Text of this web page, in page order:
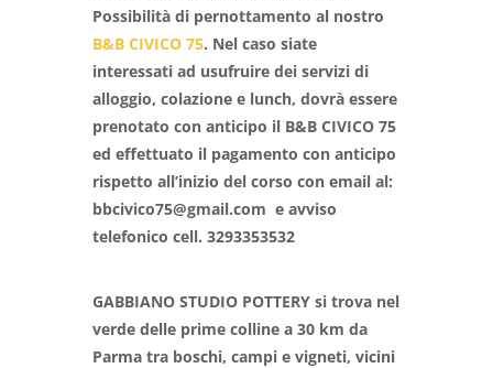
Possibilità di pernottamento al nostro
B&B CIVICO 75. Nel caso siate
interessati ad usufruire dei servizi di
alloggio, colazione e lunch, dovrà essere
prenotato con anticipo il B&B CIVICO 75
ed effettuato il pagamento con anticipo
rispetto all’inizio del corso con email al:
bbcivico75@gmail.com e avviso
telefonico cell. 3293353532
GABBIANO STUDIO POTTERY si trova nel
verde delle prime colline a 30 km da
Parma tra boschi, campi e vigneti, vicini